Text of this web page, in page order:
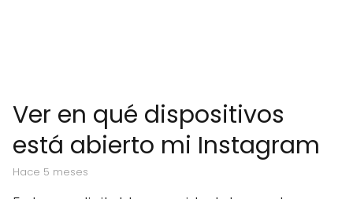
Ver en qué dispositivos
está abierto mi Instagram
hace 5 meses